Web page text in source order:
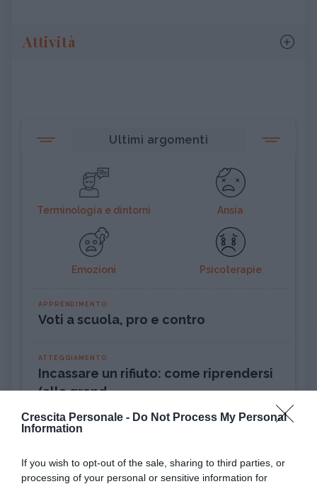
Crescita Personale - Do Not Process My Personal
Information
If you wish to opt-out of the sale, sharing to third parties, or
processing of your personal or sensitive information for
Attività
Ultimi argomenti
Terminologia e dintorni Ansia
Emozioni Psicoterapie
APPRENDIMENTO
Voti a scuola, pro e contro
ATTEGGIAMENTO
Incassare un rifiuto: come riprendersi
(alla grand...
PSICOLOGIA
rivelarsi util...